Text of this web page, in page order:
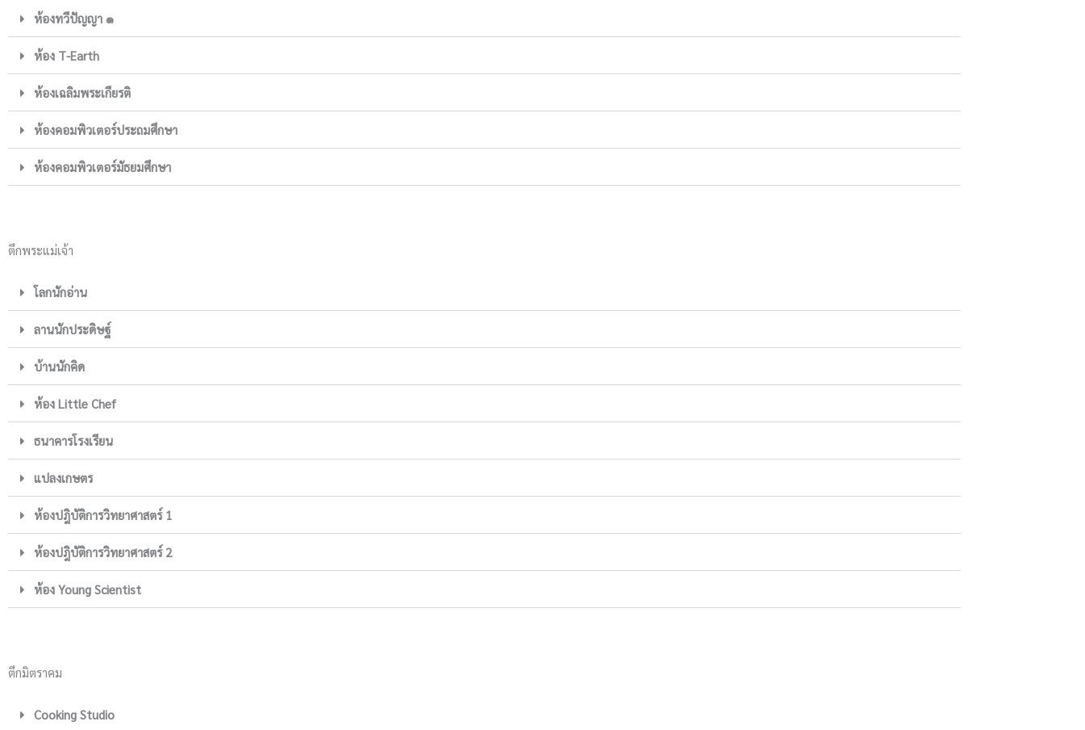
ห้องทวีปัญญา ๑
ห้อง T-Earth
ห้องเฉลิมพระเกียรติ
ห้องคอมพิวเตอร์ประถมศึกษา
ห้องคอมพิวเตอร์มัธยมศึกษา
ตึกพระแม่เจ้า
โลกนักอ่าน
ลานนักประดิษฐ์
บ้านนักคิด
ห้อง Little Chef
ธนาคารโรงเรียน
แปลงเกษตร
ห้องปฎิบัติการวิทยาศาสตร์ 1
ห้องปฎิบัติการวิทยาศาสตร์ 2
ห้อง Young Scientist
ตึกมิตราคม
Cooking Studio